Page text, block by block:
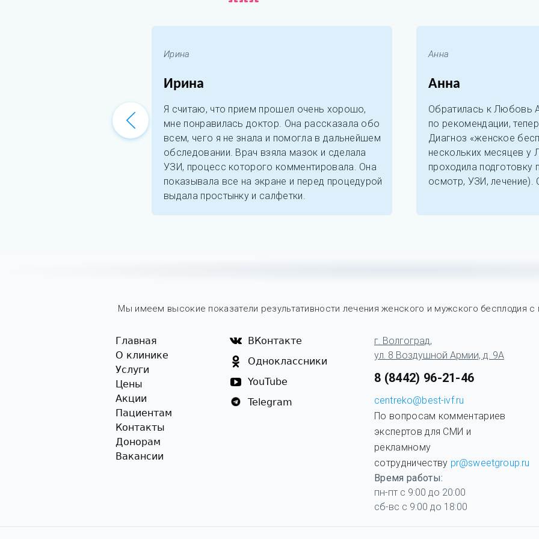
Ирина
Ирина
Я считаю, что прием прошел очень хорошо,
мне понравилась доктор. Она рассказала обо
всем, чего я не знала и помогла в дальнейшем
обследовании. Врач взяла мазок и сделала
УЗИ, процесс которого комментировала. Она
показывала все на экране и перед процедурой
выдала простынку и салфетки.
Анна
Анна
Обратилась к Любовь
по рекомендации,
Диагноз «женское
нескольких месяцев
проходила подготовку
осмотр, УЗИ, лечение).
Мы имеем высокие показатели результативности лечения женского и мужского бесплодия
Главная
О клинике
Услуги
Цены
Акции
Пациентам
Контакты
Донорам
Вакансии
ВКонтакте
Одноклассники
YouTube
Telegram
г. Волгоград,
ул. 8 Воздушной Армии, д. 9А
8 (8442) 96-21-46
centreko@best-ivf.ru
По вопросам комментариев
экспертов для СМИ и
рекламному
сотрудничеству pr@sweetgroup.ru
Время работы:
пн-пт с 9:00 до 20:00
сб-вс с 9:00 до 18:00